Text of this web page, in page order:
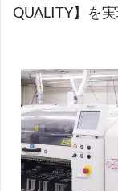
QUALITY】を